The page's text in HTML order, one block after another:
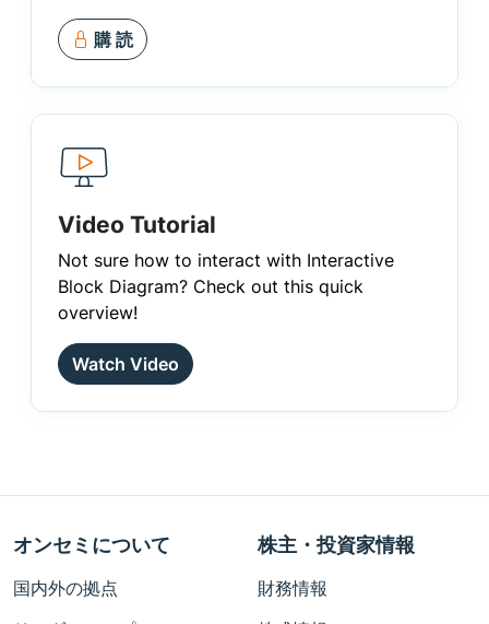
購 読
Video Tutorial
Not sure how to interact with Interactive
Block Diagram? Check out this quick
overview!
Watch Video
オンセミについて
国内外の拠点
株主・投資家情報
財務情報